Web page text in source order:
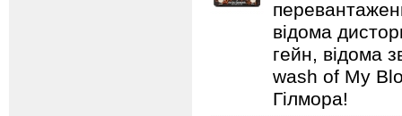
відома
гейн, відома
wash of My
Гілмора!